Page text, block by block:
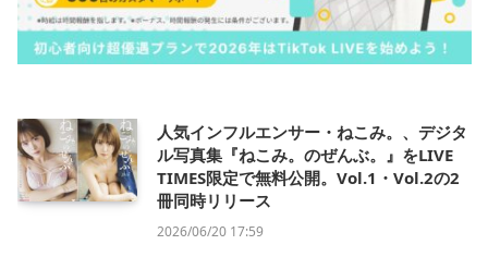
人気インフルエンサー・ねこみ。、デジタ
ル写真集『ねこみ。のぜんぶ。』をLIVE
TIMES限定で無料公開。Vol.1・Vol.2の2
冊同時リリース
2026/06/20 17:59